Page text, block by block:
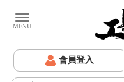
會員登入